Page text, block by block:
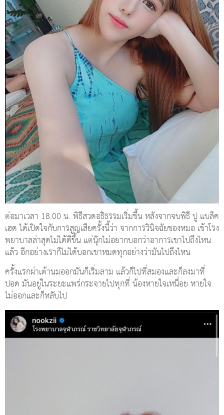
ต่อมาเวลา 18.00 น. พิธีสวดอธิธรรมเริ่มขึ้น หลังจากจบพิธี ปู แบล็ค
เฮด ได้เปิดใจกับการสูญเสียครั้งนี้ว่า จากการวินิจฉัยของหมอ เข้าโรง
พยาบาลล่าสุดไม่ได้ดีขึ้น แต่นุ๊กไม่อยากบอกว่าอาการเขาไปถึงไหน
แล้ว อีกอย่างเราก็ไม่ได้บอกเขาหมดทุกอย่างว่ามันไปถึงไหน
ครั้งแรกผ่าเต้านมออกมันก็เริ่มลาม แล้วก็ไปที่สมองและก็ลงมาที่
ปอด มันอยู่ในระยะแพร่กระจายไปทุกที่ น้องหายใจเหนื่อย หายใจ
ไม่ออกและก็หลับไป